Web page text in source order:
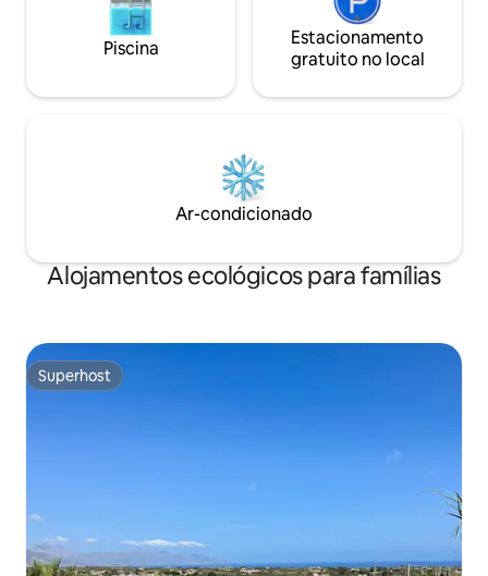
Piscina
Estacionamento
gratuito no local
Ar-condicionado
Alojamentos ecológicos para famílias
Superhost
Superhost